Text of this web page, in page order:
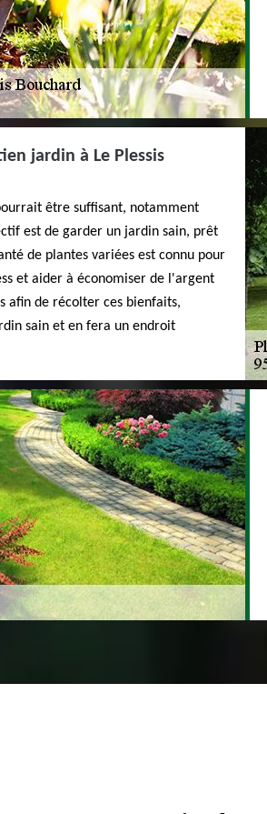
jardin à Le Plessis
être suffisant, notamment
est de garder un jardin sain, prêt
de plantes variées est connu pour
et aider à économiser de l'argent
afin de récolter ces bienfaits,
sain et en fera un endroit